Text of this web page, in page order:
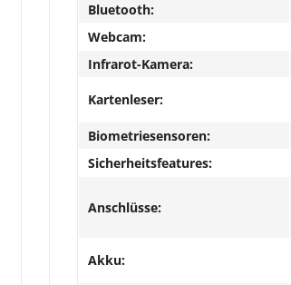
Bluetooth:
Webcam:
Infrarot-Kamera:
Kartenleser:
Biometriesensoren:
Sicherheitsfeatures:
Anschlüsse:
Akku: